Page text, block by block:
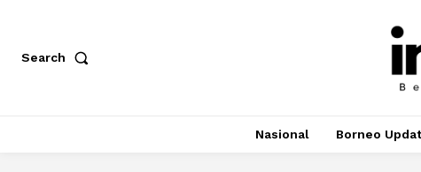
Search
Nasional Borneo